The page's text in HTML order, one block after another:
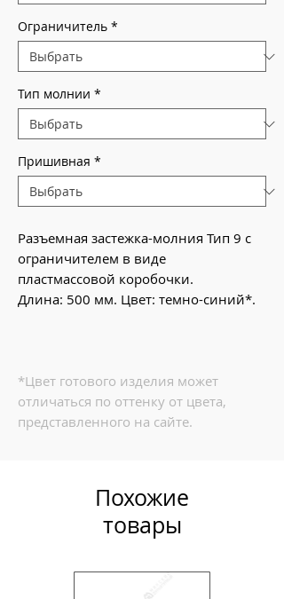
Ограничитель *
Тип молнии *
Пришивная *
Разъемная застежка-молния Тип 9 с
ограничителем в виде
пластмассовой коробочки.
Длина: 500 мм. Цвет: темно-синий*.
*Цвет готового изделия может
отличаться по оттенку от цвета,
представленного на сайте.
Похожие
товары